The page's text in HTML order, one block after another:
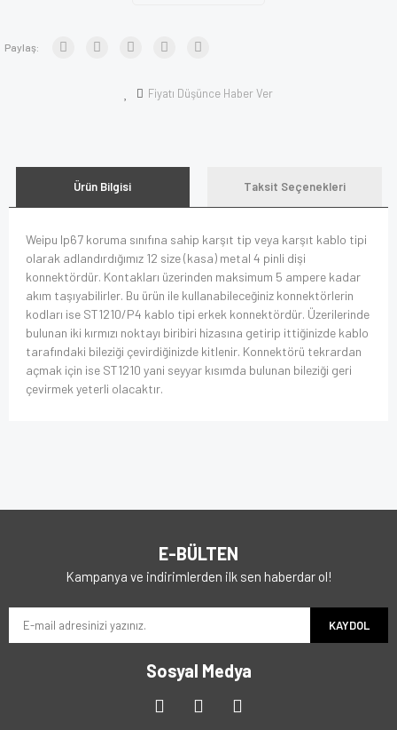
Paylaş:
Fiyatı Düşünce Haber Ver
Ürün Bilgisi Taksit Seçenekleri
Weipu Ip67 koruma sınıfına sahip karşıt tip veya karşıt kablo tipi
olarak adlandırdığımız 12 size (kasa) metal 4 pinli dişi
konnektördür. Kontakları üzerinden maksimum 5 ampere kadar
akım taşıyabilirler. Bu ürün ile kullanabileceğiniz konnektörlerin
kodları ise ST1210/P4 kablo tipi erkek konnektördür. Üzerilerinde
bulunan iki kırmızı noktayı biribiri hizasına getirip ittiğinizde kablo
tarafındaki bileziği çevirdiğinizde kitlenir. Konnektörü tekrardan
açmak için ise ST1210 yani seyyar kısımda bulunan bileziği geri
çevirmek yeterli olacaktır.
E-BÜLTEN
Kampanya ve indirimlerden ilk sen haberdar ol!
KAYDOL
Sosyal Medya